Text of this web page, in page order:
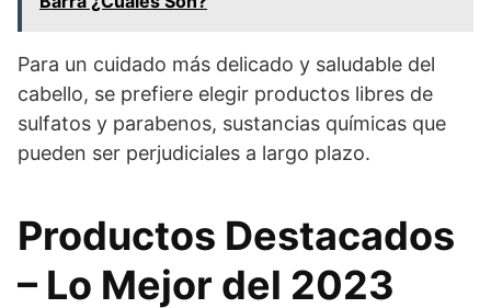
Para un cuidado más delicado y saludable del
cabello, se prefiere elegir productos libres de
sulfatos y parabenos, sustancias químicas que
pueden ser perjudiciales a largo plazo.
Productos Destacados
– Lo Mejor del 2023